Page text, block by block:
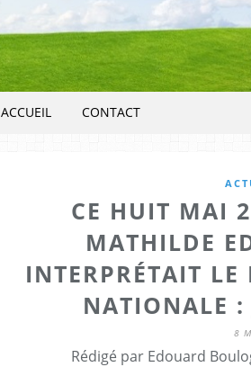
ACCUEIL CONTACT
CE HUIT MAI
MATHILDE
INTERPRÉTAIT
NATIONALE :
8
Rédigé par Edouard